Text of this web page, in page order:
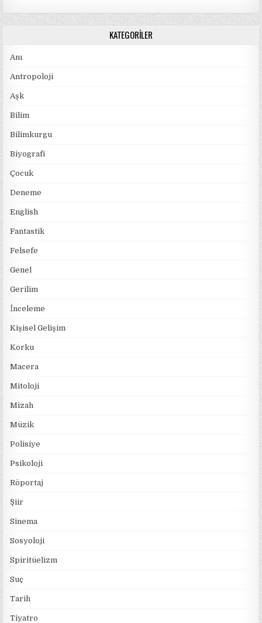
KATEGORILER
Anı
Antropoloji
Aşk
Bilim
Bilimkurgu
Biyografi
Çocuk
Deneme
English
Fantastik
Felsefe
Genel
Gerilim
İnceleme
Kişisel Gelişim
Korku
Macera
Mitoloji
Mizah
Müzik
Polisiye
Psikoloji
Röportaj
Şiir
Sinema
Sosyoloji
Spiritüelizm
Suç
Tarih
Tiyatro